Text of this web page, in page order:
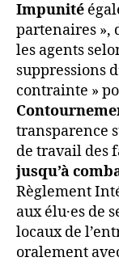
Impunité
partenaires »,
les agents
suppressions
contrainte »
transparence
de travail des
jusqu’à
Règlement
aux élu·es de
locaux de
oralement